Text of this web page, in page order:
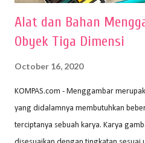
Alat dan Bahan
Obyek Tiga Dimensi
October 16, 2020
KOMPAS.com - Menggambar
yang didalamnya membutuhkan
terciptanya sebuah karya. Karya